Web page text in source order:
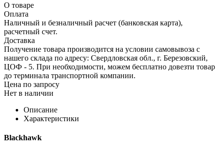
О товаре
Оплата
Наличный и безналичный расчет (банковская карта),
расчетный счет.
Доставка
Получение товара производится на условии самовывоза с
нашего склада по адресу: Свердловская обл., г. Березовский,
ЦОФ - 5. При необходимости, можем бесплатно довезти товар
до терминала транспортной компании.
Цена по запросу
Нет в наличии
Описание
Характеристики
Blackhawk